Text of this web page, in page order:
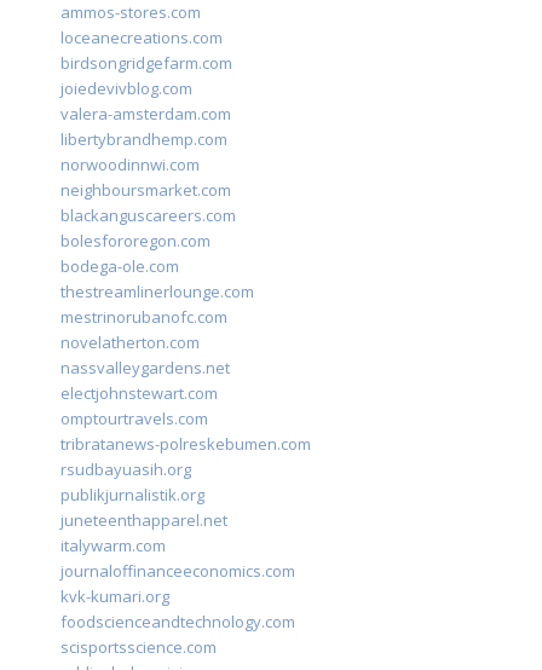
ammos-stores.com
loceanecreations.com
birdsongridgefarm.com
joiedevivblog.com
valera-amsterdam.com
libertybrandhemp.com
norwoodinnwi.com
neighboursmarket.com
blackanguscareers.com
bolesfororegon.com
bodega-ole.com
thestreamlinerlounge.com
mestrinorubanofc.com
novelatherton.com
nassvalleygardens.net
electjohnstewart.com
omptourtravels.com
tribratanews-polreskebumen.com
rsudbayuasih.org
publikjurnalistik.org
juneteenthapparel.net
italywarm.com
journaloffinanceeconomics.com
kvk-kumari.org
foodscienceandtechnology.com
scisportsscience.com